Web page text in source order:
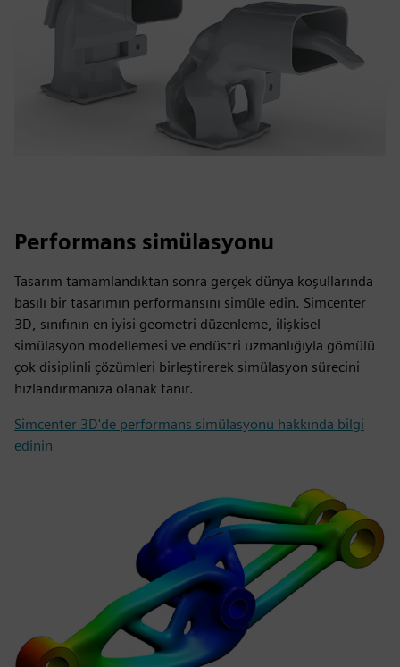
Performans simülasyonu
Tasarım tamamlandıktan sonra gerçek dünya koşullarında
basılı bir tasarımın performansını simüle edin. Simcenter
3D, sınıfının en iyisi geometri düzenleme, ilişkisel
simülasyon modellemesi ve endüstri uzmanlığıyla gömülü
çok disiplinli çözümleri birleştirerek simülasyon sürecini
hızlandırmanıza olanak tanır.
Simcenter 3D'de performans simülasyonu hakkında bilgi
edinin